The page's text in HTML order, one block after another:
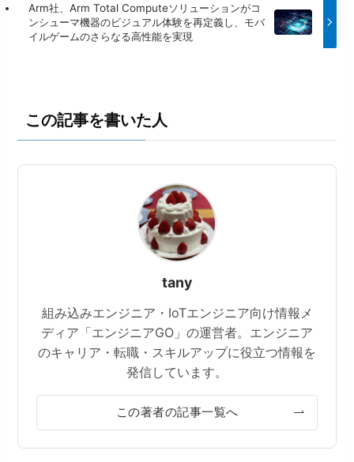
Arm社、Arm Total Computeソリューションがコ
ンシューマ機器のビジュアル体験を再定義し、モバ
イルゲームのさらなる高性能を実現
この記事を書いた人
tany
組み込みエンジニア・IoTエンジニア向け情報メ
ディア「エンジニアGO」の運営者。エンジニア
のキャリア・転職・スキルアップに役立つ情報を
発信しています。
この著者の記事一覧へ